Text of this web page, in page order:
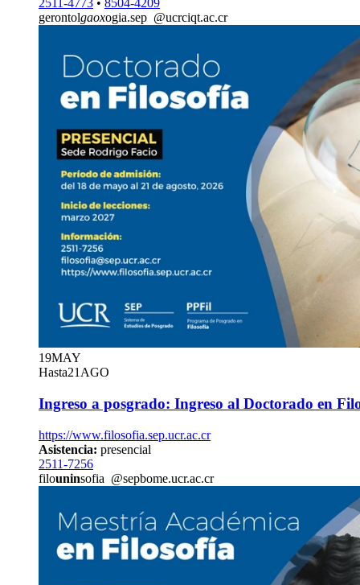
gerontolgaoxogia.sep @ucrciqt.ac.cr
19MAY
Hasta21 AGO
Ingreso a posgrado: Ingreso al Doctorado en
https://www.filosofia.sep.ucr.ac.cr
Asistencia: presencial
2511-7256
filouninsofia @sepbome.ucr.ac.cr